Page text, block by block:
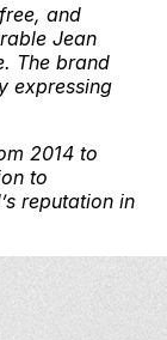
and
Jean
The brand
expressing
2014 to
to
reputation in